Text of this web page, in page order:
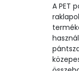
A PET